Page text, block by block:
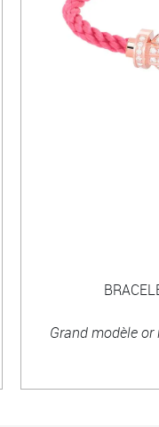
Grand modèle